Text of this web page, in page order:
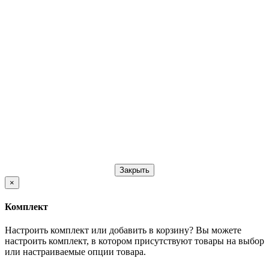
Закрыть
×
Комплект
Настроить комплект или добавить в корзину? Вы можете
настроить комплект, в котором присутствуют товары на выбор
или настраиваемые опции товара.